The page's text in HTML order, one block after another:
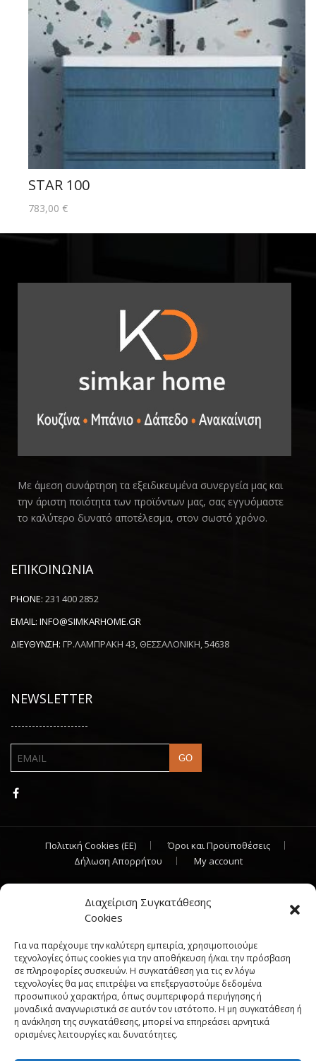
Διαχείριση Συγκατάθεσης
Cookies
Για να παρέχουμε την καλύτερη εμπειρία, χρησιμοποιούμε
τεχνολογίες όπως cookies για την αποθήκευση ή/και την πρόσβαση
σε πληροφορίες συσκευών. Η συγκατάθεση για τις εν λόγω
τεχνολογίες θα μας επιτρέψει να επεξεργαστούμε δεδομένα
προσωπικού χαρακτήρα, όπως συμπεριφορά περιήγησης ή
μοναδικά αναγνωριστικά σε αυτόν τον ιστότοπο. Η μη συγκατάθεση ή
η ανάκληση της συγκατάθεσης, μπορεί να επηρεάσει αρνητικά
ορισμένες λειτουργίες και δυνατότητες.
STAR 100
783,00 €
Με άμεση συνάρτηση τα εξειδικευμένα συνεργεία μας και
την άριστη ποιότητα των προϊόντων μας, σας εγγυόμαστε
το καλύτερο δυνατό αποτέλεσμα, στον σωστό χρόνο.
ΕΠΙΚΟΙΝΩΝΙΑ
PHONE: 231 400 2852
EMAIL: INFO@SIMKARHOME.GR
ΔΙΕΥΘΥΝΣΗ: ΓΡ.ΛΑΜΠΡΑΚΗ 43, ΘΕΣΣΑΛΟΝΙΚΗ, 54638
NEWSLETTER
----------------------
Πολιτική Cookies (ΕΕ)
Όροι και Προϋποθέσεις
Δήλωση Απορρήτου
My account
Support"